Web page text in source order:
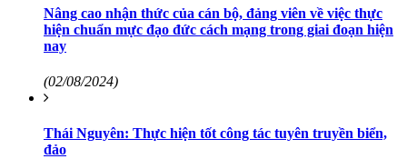
Nâng cao nhận thức của cán bộ, đảng viên về việc thực
hiện chuẩn mực đạo đức cách mạng trong giai đoạn hiện
nay
(02/08/2024)
Thái Nguyên: Thực hiện tốt công tác tuyên truyền biển,
đảo